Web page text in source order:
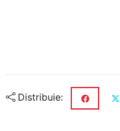
Distribuie: